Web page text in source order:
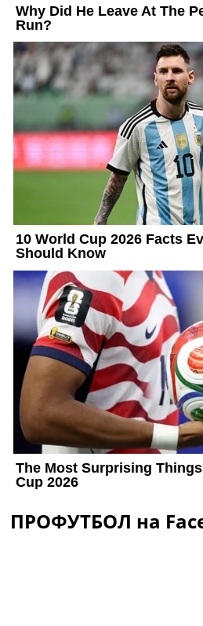
ПРОФУТБОЛ на